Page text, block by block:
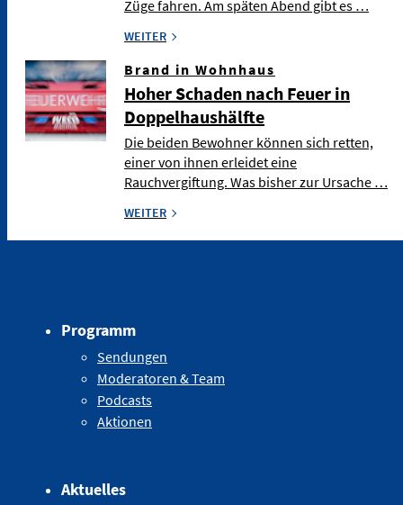
Züge fahren. Am späten Abend gibt es …
WEITER
Brand in Wohnhaus
Hoher Schaden nach Feuer in
Doppelhaushälfte
Die beiden Bewohner können sich retten,
einer von ihnen erleidet eine
Rauchvergiftung. Was bisher zur Ursache …
WEITER
Programm
Sendungen
Moderatoren & Team
Podcasts
Aktionen
Aktuelles